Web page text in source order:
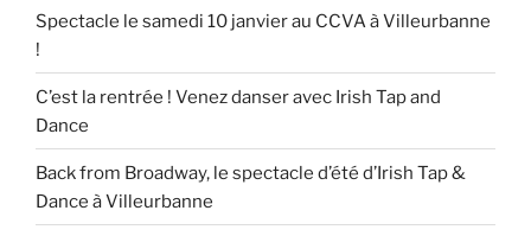
Spectacle le samedi 10 janvier au CCVA à Villeurbanne
!
C’est la rentrée ! Venez danser avec Irish Tap and
Dance
Back from Broadway, le spectacle d’été d’Irish Tap &
Dance à Villeurbanne